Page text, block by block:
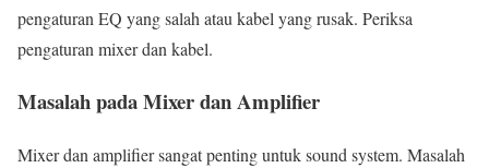
pengaturan EQ yang salah atau kabel yang rusak. Periksa
pengaturan mixer dan kabel.
Masalah pada Mixer dan Amplifier
Mixer dan amplifier sangat penting untuk sound system. Masalah